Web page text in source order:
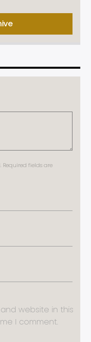
Required fields are
website in this
I comment.